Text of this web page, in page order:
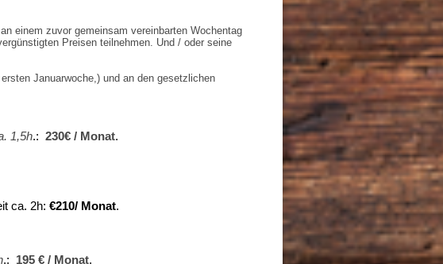
einem zuvor gemeinsam vereinbarten Wochentag
Preisen teilnehmen. Und / oder seine
Januarwoche,) und an den gesetzlichen
1,5h.: 230€ / Monat.
ca. 2h: €210/ Monat.
.: 195 € / Monat.